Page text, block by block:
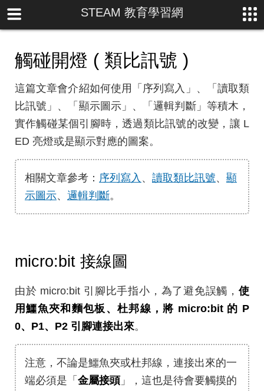
STEAM 教育學習網
觸碰開燈 ( 類比訊號 )
這篇文章會介紹如何使用「序列寫入」、「讀取類
比訊號」、「顯示圖示」、「邏輯判斷」等積木，
實作觸碰某個引腳時，透過類比訊號的改變，讓 L
ED 亮燈或是顯示對應的圖案。
相關文章參考： 序列寫入 、 讀取類比訊號、 顯
示圖示、 邏輯判斷。
micro:bit 接線圖
由於 micro:bit 引腳比手指小，為了避免誤觸， 使
用鱷魚夾和麵包板、杜邦線，將 micro:bit 的 P
0、P1、P2 引腳連接出來。
注意，不論是鱷魚夾或杜邦線，連接出來的一
端必須是「 金屬接頭 」，這也是待會要觸摸的